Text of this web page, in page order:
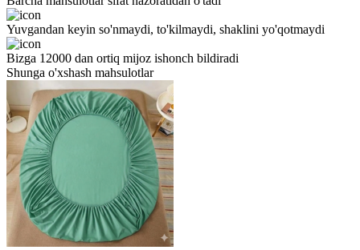
Yuvgandan keyin so'nmaydi, to'kilmaydi, shaklini yo'qotmaydi
Bizga 12000 dan ortiq mijoz ishonch bildiradi
Shunga o'xshash mahsulotlar